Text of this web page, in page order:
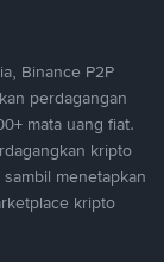
Binance P2P
perdagangan
mata uang fiat.
kripto
menetapkan
kripto